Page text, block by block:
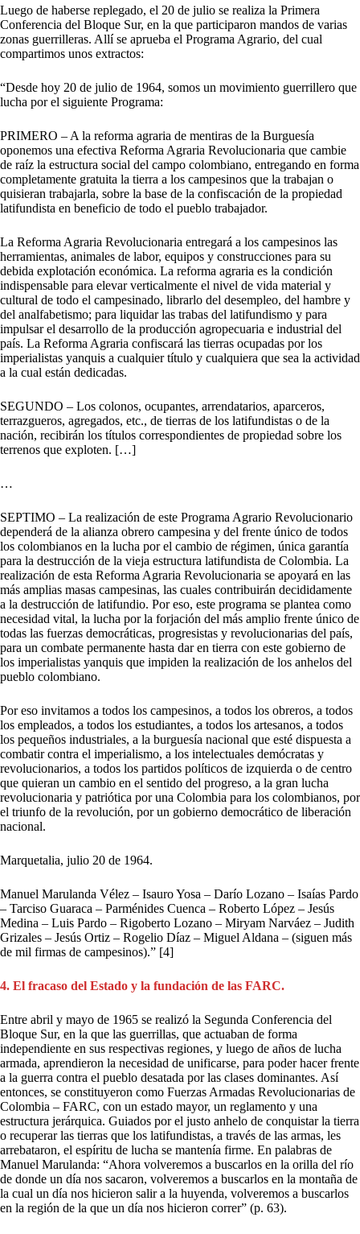
Luego de haberse replegado, el 20 de julio se realiza la Primera
Conferencia del Bloque Sur, en la que participaron mandos de varias
zonas guerrilleras. Allí se aprueba el Programa Agrario, del cual
compartimos unos extractos:
“Desde hoy 20 de julio de 1964, somos un movimiento guerrillero que
lucha por el siguiente Programa:
PRIMERO – A la reforma agraria de mentiras de la Burguesía
oponemos una efectiva Reforma Agraria Revolucionaria que cambie
de raíz la estructura social del campo colombiano, entregando en forma
completamente gratuita la tierra a los campesinos que la trabajan o
quisieran trabajarla, sobre la base de la confiscación de la propiedad
latifundista en beneficio de todo el pueblo trabajador.
La Reforma Agraria Revolucionaria entregará a los campesinos las
herramientas, animales de labor, equipos y construcciones para su
debida explotación económica. La reforma agraria es la condición
indispensable para elevar verticalmente el nivel de vida material y
cultural de todo el campesinado, librarlo del desempleo, del hambre y
del analfabetismo; para liquidar las trabas del latifundismo y para
impulsar el desarrollo de la producción agropecuaria e industrial del
país. La Reforma Agraria confiscará las tierras ocupadas por los
imperialistas yanquis a cualquier título y cualquiera que sea la actividad
a la cual están dedicadas.
SEGUNDO – Los colonos, ocupantes, arrendatarios, aparceros,
terrazgueros, agregados, etc., de tierras de los latifundistas o de la
nación, recibirán los títulos correspondientes de propiedad sobre los
terrenos que exploten. […]
…
SEPTIMO – La realización de este Programa Agrario Revolucionario
dependerá de la alianza obrero campesina y del frente único de todos
los colombianos en la lucha por el cambio de régimen, única garantía
para la destrucción de la vieja estructura latifundista de Colombia. La
realización de esta Reforma Agraria Revolucionaria se apoyará en las
más amplias masas campesinas, las cuales contribuirán decididamente
a la destrucción de latifundio. Por eso, este programa se plantea como
necesidad vital, la lucha por la forjación del más amplio frente único de
todas las fuerzas democráticas, progresistas y revolucionarias del país,
para un combate permanente hasta dar en tierra con este gobierno de
los imperialistas yanquis que impiden la realización de los anhelos del
pueblo colombiano.
Por eso invitamos a todos los campesinos, a todos los obreros, a todos
los empleados, a todos los estudiantes, a todos los artesanos, a todos
los pequeños industriales, a la burguesía nacional que esté dispuesta a
combatir contra el imperialismo, a los intelectuales demócratas y
revolucionarios, a todos los partidos políticos de izquierda o de centro
que quieran un cambio en el sentido del progreso, a la gran lucha
revolucionaria y patriótica por una Colombia para los colombianos, por
el triunfo de la revolución, por un gobierno democrático de liberación
nacional.
Marquetalia, julio 20 de 1964.
Manuel Marulanda Vélez – Isauro Yosa – Darío Lozano – Isaías Pardo
– Tarciso Guaraca – Parménides Cuenca – Roberto López – Jesús
Medina – Luis Pardo – Rigoberto Lozano – Miryam Narváez – Judith
Grizales – Jesús Ortiz – Rogelio Díaz – Miguel Aldana – (siguen más
de mil firmas de campesinos).” [4]
4. El fracaso del Estado y la fundación de las FARC.
Entre abril y mayo de 1965 se realizó la Segunda Conferencia del
Bloque Sur, en la que las guerrillas, que actuaban de forma
independiente en sus respectivas regiones, y luego de años de lucha
armada, aprendieron la necesidad de unificarse, para poder hacer frente
a la guerra contra el pueblo desatada por las clases dominantes. Así
entonces, se constituyeron como Fuerzas Armadas Revolucionarias de
Colombia – FARC, con un estado mayor, un reglamento y una
estructura jerárquica. Guiados por el justo anhelo de conquistar la tierra
o recuperar las tierras que los latifundistas, a través de las armas, les
arrebataron, el espíritu de lucha se mantenía firme. En palabras de
Manuel Marulanda: “Ahora volveremos a buscarlos en la orilla del río
de donde un día nos sacaron, volveremos a buscarlos en la montaña de
la cual un día nos hicieron salir a la huyenda, volveremos a buscarlos
en la región de la que un día nos hicieron correr” (p. 63).